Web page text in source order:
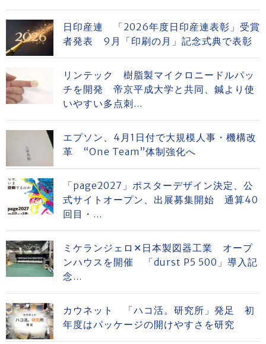
日印産連 「2026年度日印産連表彰」受賞
者発表 9月「印刷の月」記念式典で表彰
リンテック 樹脂製マイクロニードルパッ
チを開発 帝京平成大学と共同、鍼より使
いやすい多点刺...
エプソン、4月1日付で大規模人事・機構改
革 “One Team”体制強化へ
「page2027」ポスターデザイン決定、公
式サイトオープン、出展募集開始 通算40
回目・...
ミケランジェロ✕日本製図器工業 オープ
ンハウスを開催 「durst P5 500」導入記
念...
カウネット 「ハコ活。研究所」発足 初
年度はパッケージの開けやすさを研究